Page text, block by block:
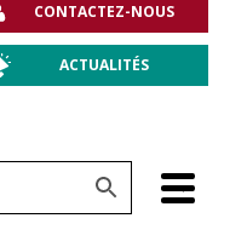
CONTACTEZ-NOUS
ACTUALITÉS
Aller
au